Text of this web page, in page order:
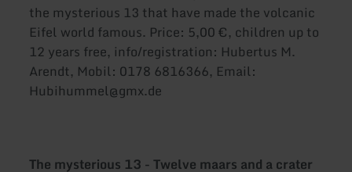
the mysterious 13 that have made the volcanic
Eifel world famous. Price: 5,00 €, children up to
12 years free, info/registration: Hubertus M.
Arendt, Mobil: 0178 6816366, Email:
Hubihummel@gmx.de
The mysterious 13 - Twelve maars and a crater